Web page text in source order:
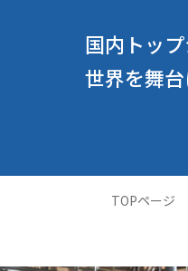
国内トッ
世界を舞台
TOPページ